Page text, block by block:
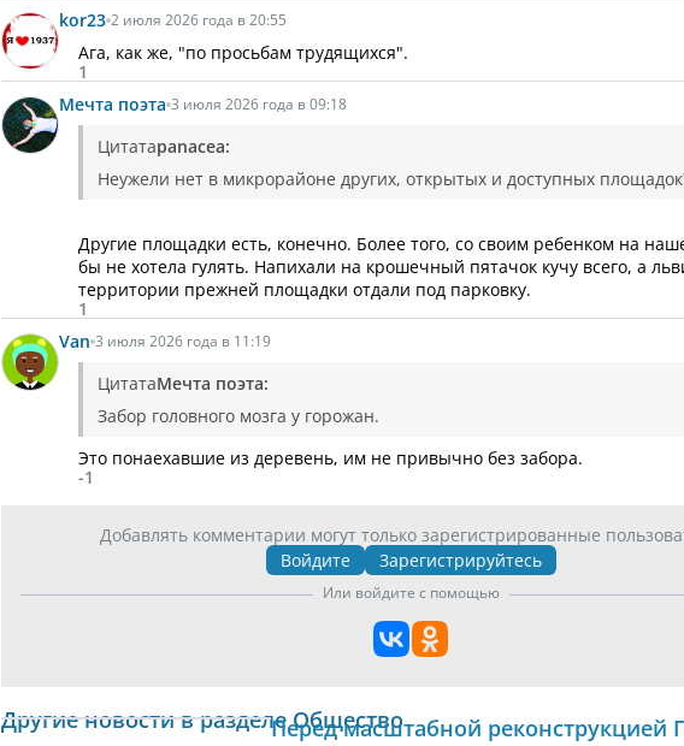
kor23 2 июля 2026 года в 20:55
Ага, как же, "по просьбам трудящихся".
1
Мечта поэта 3 июля 2026 года в 09:18
Цитатаpanacea:
Неужели нет в микрорайоне других, открытых и доступных
Другие площадки есть, конечно. Более того, со своим ребенком на
бы не хотела гулять. Напихали на крошечный пятачок кучу всего, а
территории прежней площадки отдали под парковку.
1
Van 3 июля 2026 года в 11:19
ЦитатаМечта поэта:
Забор головного мозга у горожан.
Это понаехавшие из деревень, им не привычно без забора.
-1
Добавлять комментарии могут только зарегистрированные
Войдите
Зарегистрируйтесь
Или войдите с помощью
Другие новости в разделе ОбществоПеред масштабной реконструкцией